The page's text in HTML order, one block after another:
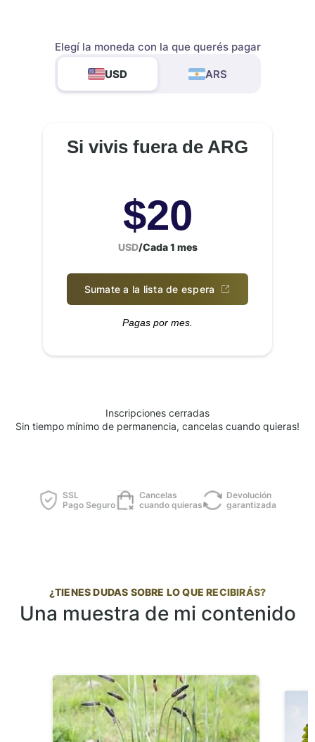
Elegí la moneda con la que querés pagar
USD ARS
Si vivis fuera de ARG
$20
USD/Cada 1 mes
Sumate a la lista de espera
Pagas por mes.
Inscripciones cerradas
Sin tiempo mínimo de permanencia, cancelas cuando quieras!
SSL
Pago Seguro
Cancelas
cuando quieras
Devolución
garantizada
¿TIENES DUDAS SOBRE LO QUE RECIBIRÁS?
Una muestra de mi contenido